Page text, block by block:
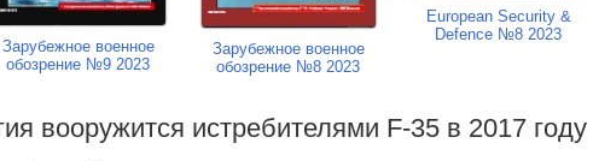
Зарубежное военное
обозрение №9 2023
Зарубежное военное
обозрение №8 2023
European Security &
Defence №8 2023
вооружится истребителями F-35 в 2017 году